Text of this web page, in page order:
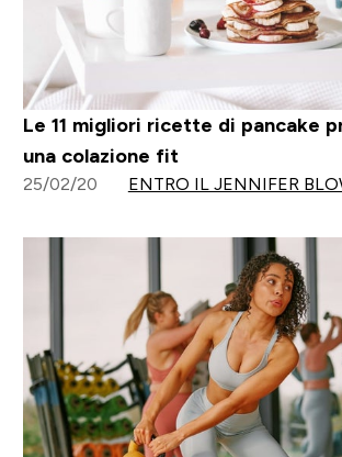
Le 11 migliori ricette di pancake
una colazione fit
25/02/20 ENTRO IL JENNIFER